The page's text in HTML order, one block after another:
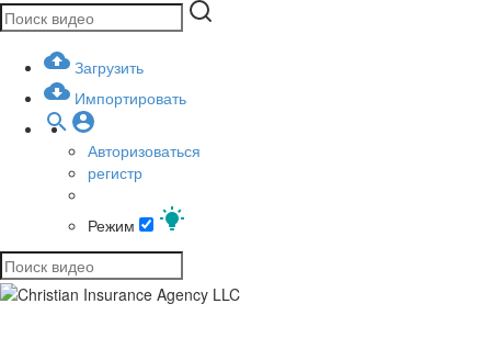
Загрузить
Импортировать
Авторизоваться
регистр
Режим